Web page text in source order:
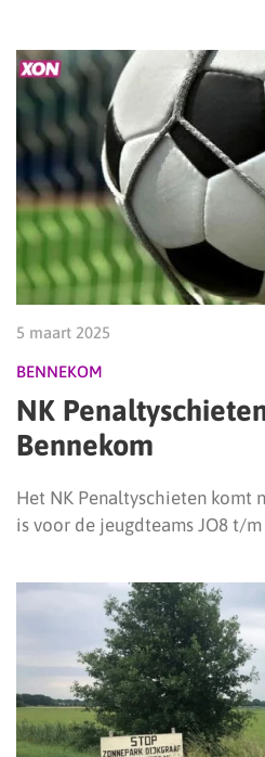
5 maart 2025
BENNEKOM
NK
Bennekom
Het NK Penaltyschieten komt
is voor de jeugdteams JO8 t/m